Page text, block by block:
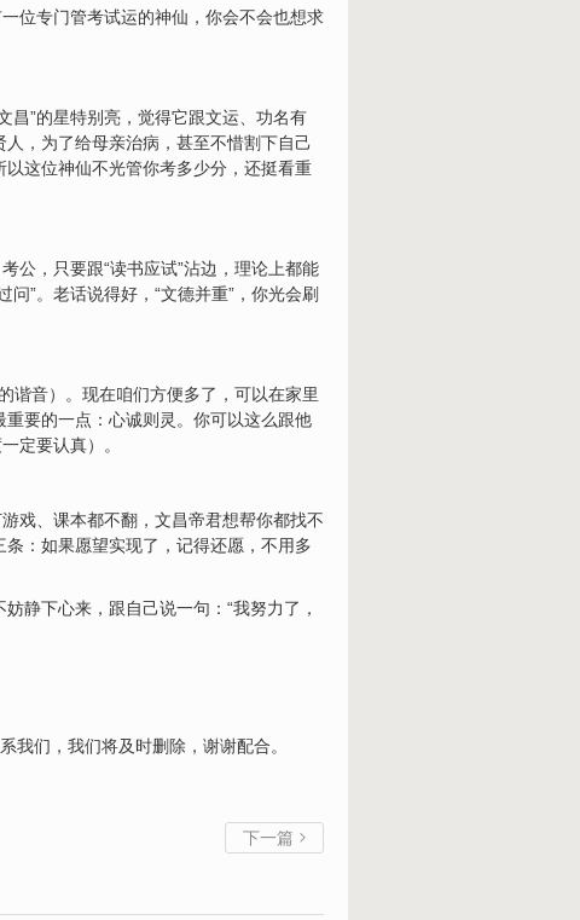
位专门管考试运的神仙，你会不会也想求
昌”的星特别亮，觉得它跟文运、功名有
，为了给母亲治病，甚至不惜割下自己
这位神仙不光管你考多少分，还挺看重
公，只要跟“读书应试”沾边，理论上都能
”。老话说得好，“文德并重”，你光会刷
谐音）。现在咱们方便多了，可以在家里
要的一点：心诚则灵。你可以这么跟他
定要认真）。
戏、课本都不翻，文昌帝君想帮你都找不
：如果愿望实现了，记得还愿，不用多
静下心来，跟自己说一句：“我努力了，
我们，我们将及时删除，谢谢配合。
下一篇 